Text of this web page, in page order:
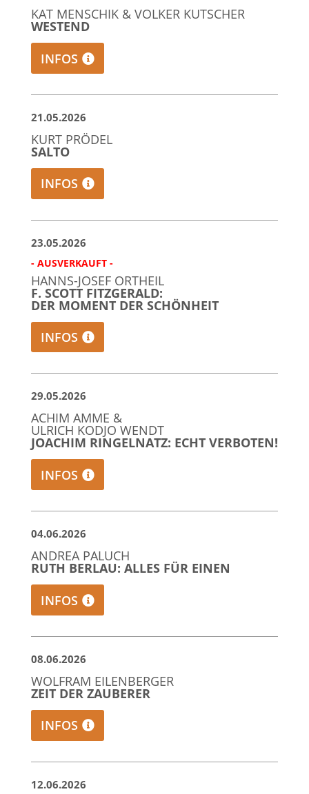
KAT MENSCHIK & VOLKER KUTSCHER
WESTEND
INFOS
21.05.2026
KURT PRÖDEL
SALTO
INFOS
23.05.2026
- AUSVERKAUFT -
HANNS-JOSEF ORTHEIL
F. SCOTT FITZGERALD:
DER MOMENT DER SCHÖNHEIT
INFOS
29.05.2026
ACHIM AMME &
ULRICH KODJO WENDT
JOACHIM RINGELNATZ: ECHT VERBOTEN!
INFOS
04.06.2026
ANDREA PALUCH
RUTH BERLAU: ALLES FÜR EINEN
INFOS
08.06.2026
WOLFRAM EILENBERGER
ZEIT DER ZAUBERER
INFOS
12.06.2026